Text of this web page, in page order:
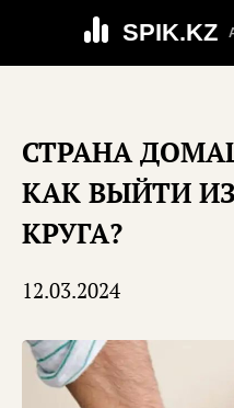
SPIK.KZ
СТРАНА
КАК ВЫЙТИ
КРУГА?
12.03.2024